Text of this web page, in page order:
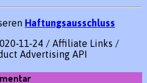
Haftungsausschluss
11-24 / Affiliate Links /
Advertising API